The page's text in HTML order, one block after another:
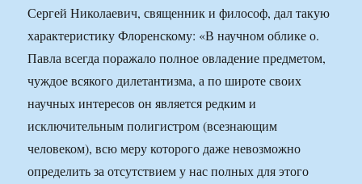
Сергей Николаевич, священник и философ, дал такую
характеристику Флоренскому: «В научном облике о.
Павла всегда поражало полное овладение предметом,
чуждое всякого дилетантизма, а по широте своих
научных интересов он является редким и
исключительным полигистром (всезнающим
человеком), всю меру которого даже невозможно
определить за отсутствием у нас полных для этого